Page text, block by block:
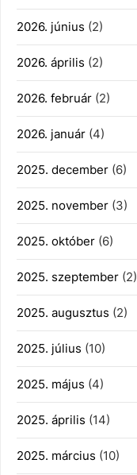
2026. június (2)
2026. április (2)
2026. február (2)
2026. január (4)
2025. december (6)
2025. november (3)
2025. október (6)
2025. szeptember (2)
2025. augusztus (2)
2025. július (10)
2025. május (4)
2025. április (14)
2025. március (10)